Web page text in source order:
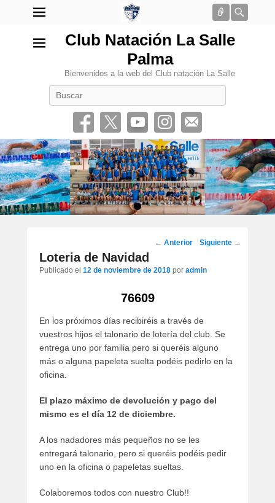
Conectar
Club Natación La Salle
Palma
Bienvenidos a la web del Club natación La Salle
•
Navegación
los
← Anterior Siguiente →
Loteria de Navidad
Publicado el 12 de noviembre de 2018 por admin
76609
En los próximos días recibiréis a través de
vuestros hijos el talonario de lotería del club. Se
entrega uno por familia pero si queréis alguno
más o alguna papeleta suelta podéis pedirlo en la
oficina.
El plazo máximo de devolución y pago del
mismo es el día 12 de diciembre.
A los nadadores más pequeños no se les
entregará talonario, pero si queréis podéis pedir
uno en la oficina o papeletas sueltas.
Colaboremos todos con nuestro Club!!